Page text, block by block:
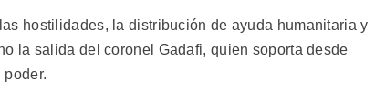
hostilidades, la distribución de ayuda humanitaria y
la salida del coronel Gadafi, quien soporta desde